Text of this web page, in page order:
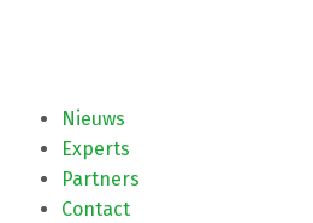
Nieuws
Experts
Partners
Contact